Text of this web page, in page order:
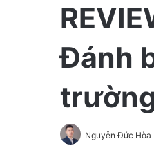
Đánh
Nguyễn Đức Hòa